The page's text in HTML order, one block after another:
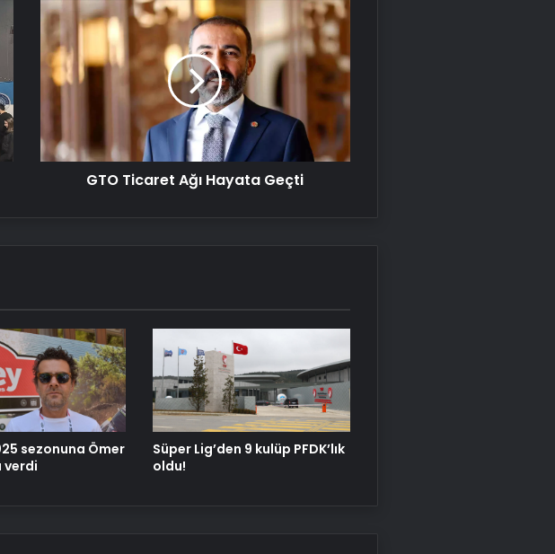
Serjoy : Dijital Medya Ajansı, Google
Reklam Ajansı, SEO Ajansı ve Web
Tasarım Ajansı
UETDS Nedir ? Uetds.com İle Akıllı
Dijital Taşımacılık Yazılımı
Yeni Dünya Düzensizliği Çağında
Türk Dış Politikası ve Hakan Fidan
Datahost İle Güvenilir Sunucu
Hizmetleri
GTO
Ticaret
Ağı
Hayata
Geçti
GTO Ticaret Ağı Hayata Geçti
sezonuna Ömer
verdi
Süper Lig’den 9 kulüp PFDK’lık
oldu!